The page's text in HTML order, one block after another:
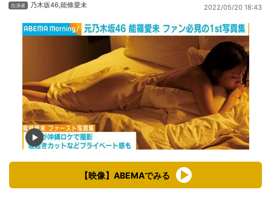
乃木坂46,能條愛未 2022/05/20 18:43
【映像】ABEMAでみる